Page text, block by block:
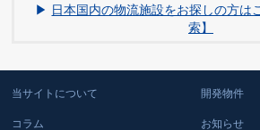
▶ 日本国内の物流施設をお探しの方は
索】
当サイトについて 開発物件
コラム お知らせ